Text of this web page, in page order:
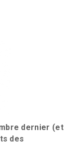
dernier (et
des